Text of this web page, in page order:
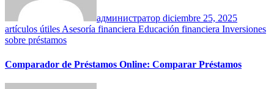
администратор diciembre 25, 2025
artículos útiles Asesoría financiera Educación financiera Inversiones
sobre préstamos
Comparador de Préstamos Online: Comparar Préstamos